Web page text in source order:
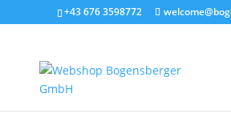
+43 676 3598772